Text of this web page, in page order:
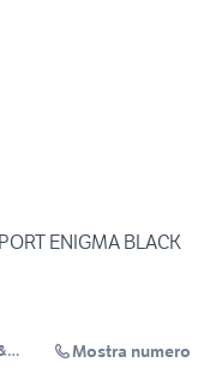
ENIGMA BLACK
Mostra numero